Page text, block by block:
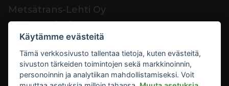
Metsätrans-Lehti Oy
Asiakaspalvelu
Yhteystiedot
Palaute
Mediakortti
Käytämme evästeitä
Tämä verkkosivusto tallentaa tietoja, kuten evästeitä,
sivuston tärkeiden toimintojen sekä markkinoinnin,
personoinnin ja analytiikan mahdollistamiseksi. Voit